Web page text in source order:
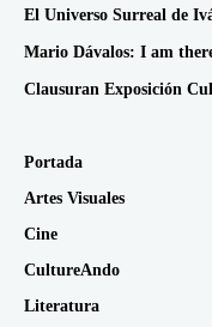
El Universo Surreal de
Mario Dávalos: I am
Clausuran Exposición
Portada
Artes Visuales
Cine
CultureAndo
Literatura